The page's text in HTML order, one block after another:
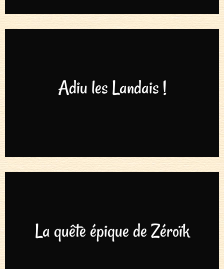
Adiu les Landais !
La quête épique de Zéroïk